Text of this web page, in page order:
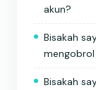
akun?
Bisakah
Bisakah